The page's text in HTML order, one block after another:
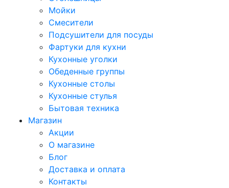
Мойки
Смесители
Подсушители для посуды
Фартуки для кухни
Кухонные уголки
Обеденные группы
Кухонные столы
Кухонные стулья
Бытовая техника
Магазин
Акции
О магазине
Блог
Доставка и оплата
Контакты